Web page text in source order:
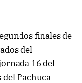
finales de
del
16 del
del Pachuca